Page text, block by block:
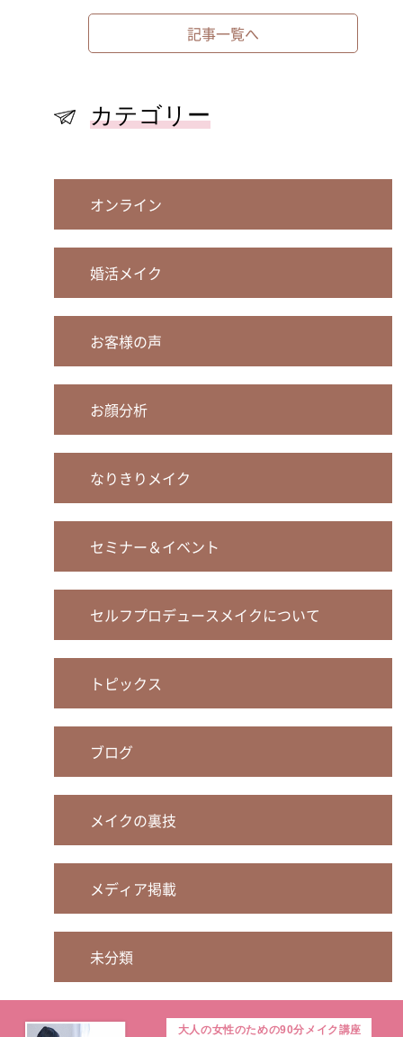
記事一覧へ
カテゴリー
オンライン
婚活メイク
お客様の声
お顔分析
なりきりメイク
セミナー＆イベント
セルフプロデュースメイクについて
トピックス
ブログ
メイクの裏技
メディア掲載
未分類
大人の女性のための90分メイク講座